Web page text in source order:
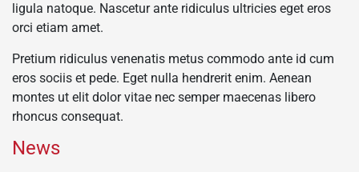
ligula natoque. Nascetur ante ridiculus ultricies eget eros
orci etiam amet.
Pretium ridiculus venenatis metus commodo ante id cum
eros sociis et pede. Eget nulla hendrerit enim. Aenean
montes ut elit dolor vitae nec semper maecenas libero
rhoncus consequat.
News